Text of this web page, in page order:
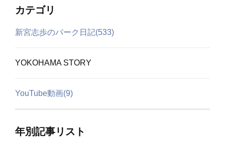
カテゴリ
新宮志歩のパーク日記(533)
YOKOHAMA STORY
YouTube動画(9)
年別記事リスト